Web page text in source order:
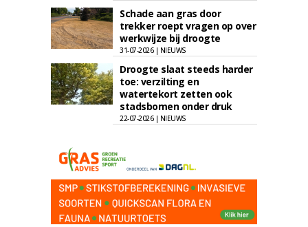
Schade aan gras door
trekker roept vragen op over
werkwijze bij droogte
31-07-2026 | NIEUWS
Droogte slaat steeds harder
toe: verzilting en
watertekort zetten ook
stadsbomen onder druk
22-07-2026 | NIEUWS